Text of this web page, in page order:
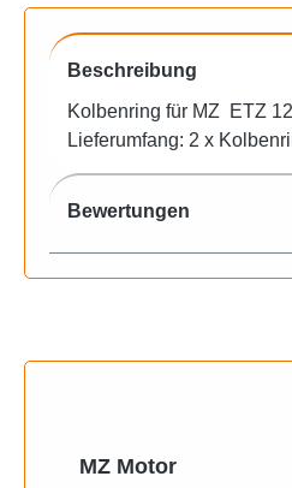
Beschreibung
Kolbenring für MZ ETZ
Lieferumfang: 2 x
Bewertungen
Produktgalerie
MZ Motor